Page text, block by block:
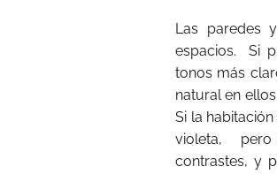
Las paredes
espacios. Si
tonos más
natural en
Si la
violeta, pero
contrastes, y